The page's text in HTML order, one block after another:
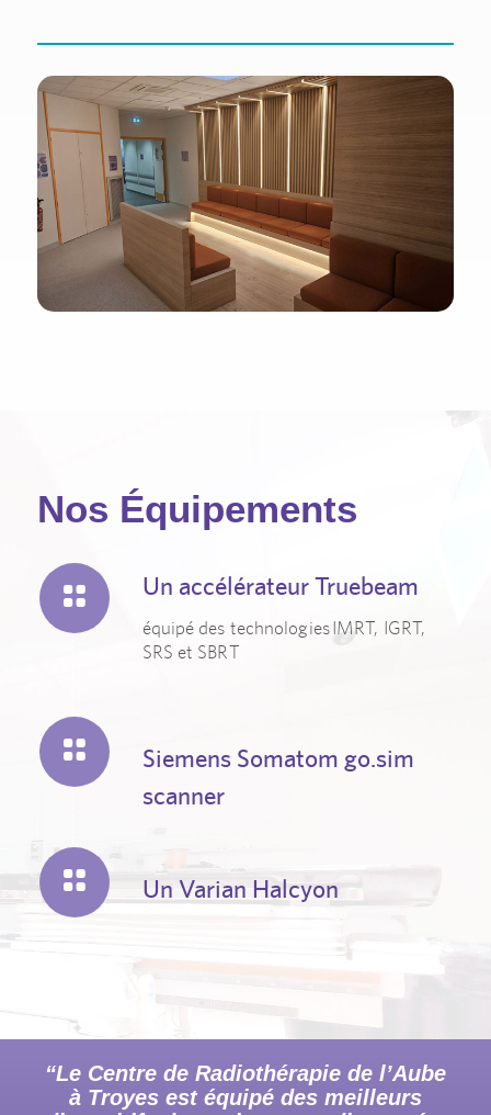
Nos Équipements
Un accélérateur Truebeam
équipé des technologiesIMRT, IGRT,
SRS et SBRT
Siemens Somatom go.sim
scanner
Un Varian Halcyon
“Le Centre de Radiothérapie de l’Aube
à Troyes est équipé des meilleurs